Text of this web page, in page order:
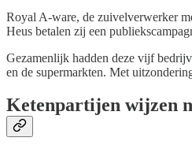
Royal A-ware, de zuivelverwerker
Heus betalen zij een
Gezamenlijk hadden deze vijf
en de supermarkten. Met
Ketenpartijen wijzen